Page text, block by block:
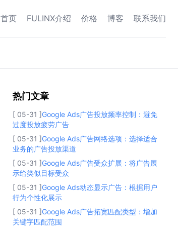
首页 FULINX介绍 价格 博客 联系我们
热门文章
[ 05-31 ]Google Ads广告投放频率控制：避免
过度投放疲劳广告
[ 05-31 ]Google Ads广告网络选项：选择适合
业务的广告投放渠道
[ 05-31 ]Google Ads广告受众扩展：将广告展
示给类似目标受众
[ 05-31 ]Google Ads动态显示广告：根据用户
行为个性化展示
[ 05-31 ]Google Ads广告拓宽匹配类型：增加
关键字匹配范围